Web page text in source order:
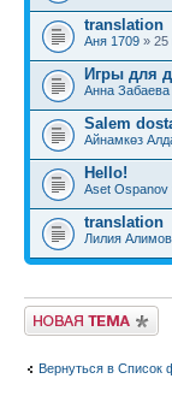
translation
Аня 1709 » 25
Игры для
Анна Забаева
Salem
Айнамкөз
Hello!
Aset Ospanov
translation
Лилия
Новая тема
Вернуться в Список